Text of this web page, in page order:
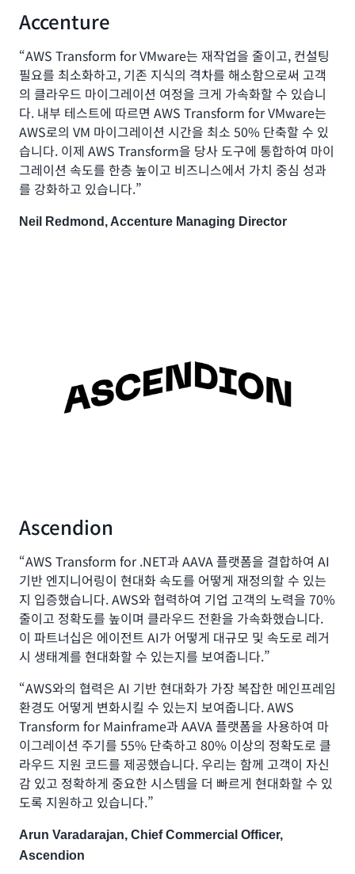
Accenture
“AWS Transform for VMware는 재작업을 줄이고, 컨설팅
필요를 최소화하고, 기존 지식의 격차를 해소함으로써 고객
의 클라우드 마이그레이션 여정을 크게 가속화할 수 있습니
다. 내부 테스트에 따르면 AWS Transform for VMware는
AWS로의 VM 마이그레이션 시간을 최소 50% 단축할 수 있
습니다. 이제 AWS Transform을 당사 도구에 통합하여 마이
그레이션 속도를 한층 높이고 비즈니스에서 가치 중심 성과
를 강화하고 있습니다.”
Neil Redmond, Accenture Managing Director
Ascendion
“AWS Transform for .NET과 AAVA 플랫폼을 결합하여 AI
기반 엔지니어링이 현대화 속도를 어떻게 재정의할 수 있는
지 입증했습니다. AWS와 협력하여 기업 고객의 노력을 70%
줄이고 정확도를 높이며 클라우드 전환을 가속화했습니다.
이 파트너십은 에이전트 AI가 어떻게 대규모 및 속도로 레거
시 생태계를 현대화할 수 있는지를 보여줍니다.”
“AWS와의 협력은 AI 기반 현대화가 가장 복잡한 메인프레임
환경도 어떻게 변화시킬 수 있는지 보여줍니다. AWS
Transform for Mainframe과 AAVA 플랫폼을 사용하여 마
이그레이션 주기를 55% 단축하고 80% 이상의 정확도로 클
라우드 지원 코드를 제공했습니다. 우리는 함께 고객이 자신
감 있고 정확하게 중요한 시스템을 더 빠르게 현대화할 수 있
도록 지원하고 있습니다.”
Arun Varadarajan, Chief Commercial Officer,
Ascendion